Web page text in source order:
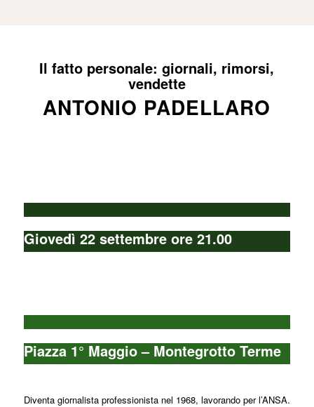
Il fatto personale: giornali, rimorsi,
vendette
ANTONIO PADELLARO
Giovedì 22 settembre ore 21.00
Piazza 1° Maggio – Montegrotto Terme
Diventa giornalista professionista nel 1968, lavorando per l’ANSA.